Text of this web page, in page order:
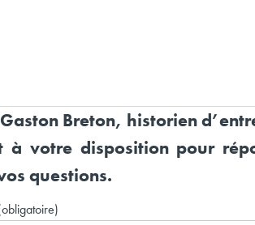
Breton, historien
à votre disposition pour
questions.